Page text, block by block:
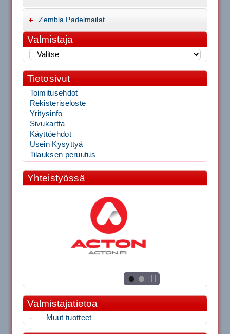
Zembla Padelmailat
Valmistaja
Tietosivut
Toimitusehdot
Rekisteriseloste
Yritysinfo
Sivukartta
Käyttöehdot
Usein Kysyttyä
Tilauksen peruutus
Yhteistyössä
Valmistajatietoa
- Muut tuotteet